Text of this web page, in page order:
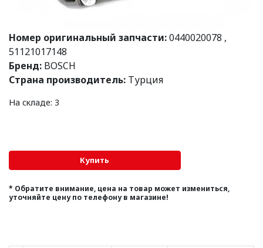
Номер оригинальный запчасти:0440020078 ,
51121017148
Бренд: BOSCH
Страна производитель: Турция
На складе: 3
* Обратите внимание, цена на товар может измениться,
уточняйте цену по телефону в магазине!